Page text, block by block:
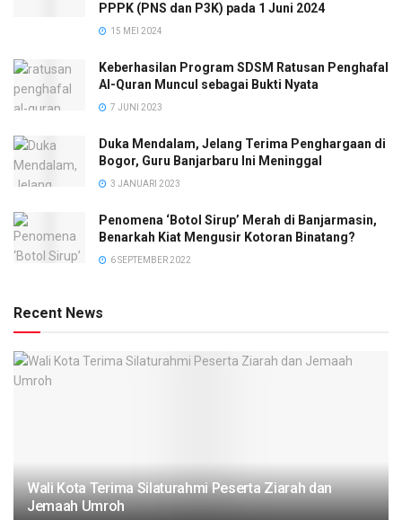
PPPK (PNS dan P3K) pada 1 Juni 2024
15 MEI 2024
Keberhasilan Program SDSM Ratusan Penghafal
Al-Quran Muncul sebagai Bukti Nyata
7 JUNI 2023
Duka Mendalam, Jelang Terima Penghargaan di
Bogor, Guru Banjarbaru Ini Meninggal
3 JANUARI 2023
Penomena ‘Botol Sirup’ Merah di Banjarmasin,
Benarkah Kiat Mengusir Kotoran Binatang?
6 SEPTEMBER 2022
Recent News
Wali Kota Terima Silaturahmi Peserta Ziarah dan
Jemaah Umroh